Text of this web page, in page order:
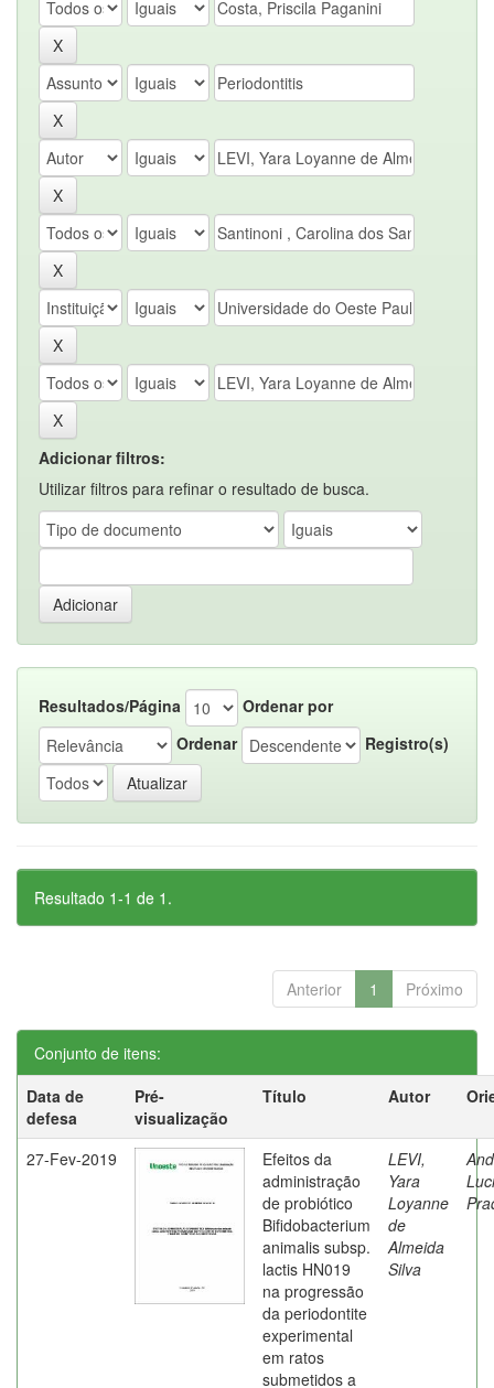
Adicionar filtros:
Utilizar filtros para refinar o resultado de busca.
Resultados/Página
Ordenar por
Ordenar
Registro(s)
Resultado 1-1 de 1.
Anterior 1 Próximo
Conjunto de itens:
Data de
defesa
Pré-
visualização
Título Autor
27-Fev-2019
Efeitos da
administração
de probiótico
Bifidobacterium
animalis subsp.
lactis HN019
na progressão
da periodontite
experimental
em ratos
submetidos a
LEVI,
Yara
Loyanne
de
Almeida
Silva